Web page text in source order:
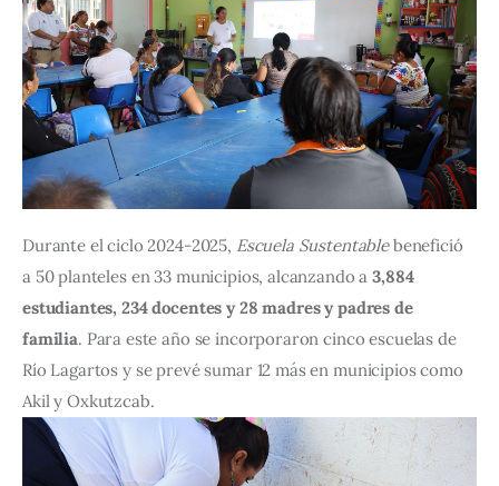
Durante el ciclo 2024-2025, Escuela Sustentable benefició
a 50 planteles en 33 municipios, alcanzando a 3,884
estudiantes, 234 docentes y 28 madres y padres de
familia. Para este año se incorporaron cinco escuelas de
Río Lagartos y se prevé sumar 12 más en municipios como
Akil y Oxkutzcab.